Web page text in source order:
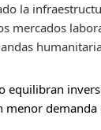
la
mercados